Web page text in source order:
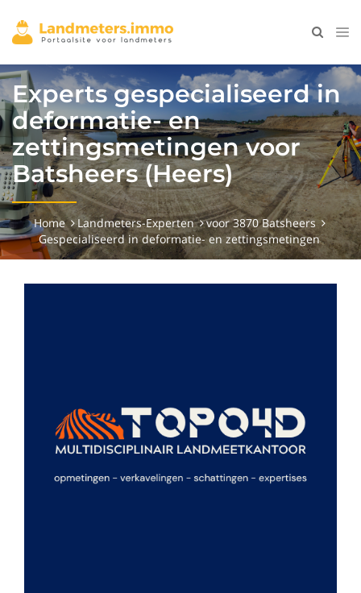
Experts gespecialiseerd in
deformatie- en
zettingsmetingen voor
Batsheers (Heers)
Home Landmeters-Experten
voor 3870 Batsheers
Gespecialiseerd in deformatie- en zettingsmetingen